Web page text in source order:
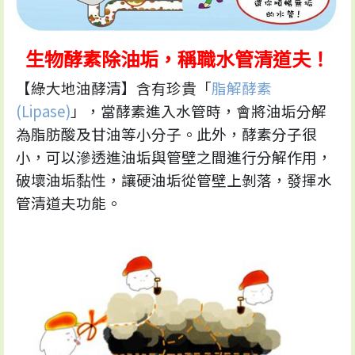
生物酵素除油垢，稱職水管清道夫！
【綠大地油酵清】含有珍貴「脂解酵素
(Lipase) 」，當酵素進入水管時，會將油垢分解
為脂肪酸及甘油等小分子。此外，酵素分子很
小，可以滲透進油垢與管壁之間進行分解作用，
破壞油垢黏性，讓硬油垢從管壁上剝落，發揮水
管清道夫功能。